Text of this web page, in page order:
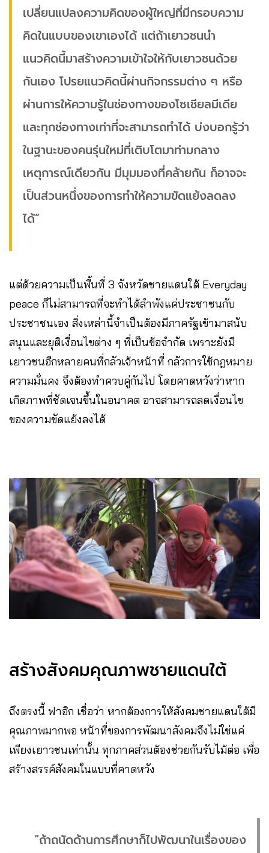
เปลี่ยนแปลงความคิดของผู้ใหญ่ที่มีกรอบความ
คิดในแบบของเขาเองได้ แต่ถ้าเยาวชนนำ
แนวคิดนี้มาสร้างความเข้าใจให้กับเยาวชนด้วย
กันเอง โปรยแนวคิดนี้ผ่านกิจกรรมต่าง ๆ หรือ
ผ่านการให้ความรู้ในช่องทางของโซเชียลมีเดีย
และทุกช่องทางเท่าที่จะสามารถทำได้ บ่งบอกรู้ว่า
ในฐานะของคนรุ่นใหม่ที่เติบโตมาท่ามกลาง
เหตุการณ์เดียวกัน มีมุมมองที่คล้ายกัน ก็อาจจะ
เป็นส่วนหนึ่งของการทำให้ความขัดแย้งลดลง
ได้”
แต่ด้วยความเป็นพื้นที่ 3 จังหวัดชายแดนใต้ Everyday
peace ก็ไม่สามารถที่จะทำได้ลำพังแค่ประชาชนกับ
ประชาชนเอง สิ่งเหล่านี้จำเป็นต้องมีภาครัฐเข้ามาสนับ
สนุนและยุติเงื่อนไขต่าง ๆ ที่เป็นข้อจำกัด เพราะยังมี
เยาวชนอีกหลายคนที่กลัวเจ้าหน้าที่ กลัวการใช้กฎหมาย
ความมั่นคง จึงต้องทำควบคู่กันไป โดยคาดหวังว่าหาก
เกิดภาพที่ชัดเจนขึ้นในอนาคต อาจสามารถลดเงื่อนไข
ของความขัดแย้งลงได้
สร้างสังคมคุณภาพชายแดนใต้
ถึงตรงนี้ ฟาอิก เชื่อว่า หากต้องการให้สังคมชายแดนใต้มี
คุณภาพมากพอ หน้าที่ของการพัฒนาสังคมจึงไม่ใช่แค่
เพียงเยาวชนเท่านั้น ทุกภาคส่วนต้องช่วยกันรับไม้ต่อ เพื่อ
สร้างสรรค์สังคมในแบบที่คาดหวัง
“ถ้าถนัดด้านการศึกษาก็ไปพัฒนาในเรื่องของ